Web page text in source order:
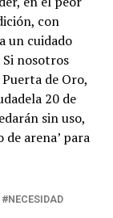
con
un cuidado
nosotros
de Oro,
20 de
sin uso,
arena’ para
NECESIDAD